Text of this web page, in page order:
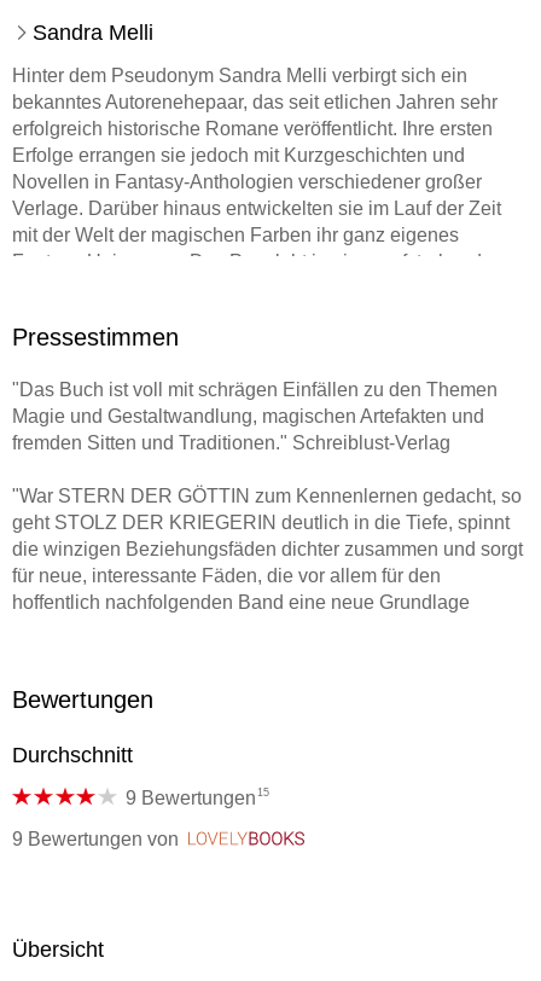
Sandra Melli
Hinter dem Pseudonym Sandra Melli verbirgt sich ein
bekanntes Autorenehepaar, das seit etlichen Jahren sehr
erfolgreich historische Romane veröffentlicht. Ihre ersten
Erfolge errangen sie jedoch mit Kurzgeschichten und
Novellen in Fantasy-Anthologien verschiedener großer
Verlage. Darüber hinaus entwickelten sie im Lauf der Zeit
mit der Welt der magischen Farben ihr ganz eigenes
Fantasy-Universum. Das Paar lebt in einer aufstrebenden
Pressestimmen
"Das Buch ist voll mit schrägen Einfällen zu den Themen
Magie und Gestaltwandlung, magischen Artefakten und
fremden Sitten und Traditionen." Schreiblust-Verlag
"War STERN DER GÖTTIN zum Kennenlernen gedacht, so
geht STOLZ DER KRIEGERIN deutlich in die Tiefe, spinnt
die winzigen Beziehungsfäden dichter zusammen und sorgt
für neue, interessante Fäden, die vor allem für den
hoffentlich nachfolgenden Band eine neue Grundlage
Bewertungen
Durchschnitt
9 Bewertungen 15
9 Bewertungen von
Übersicht